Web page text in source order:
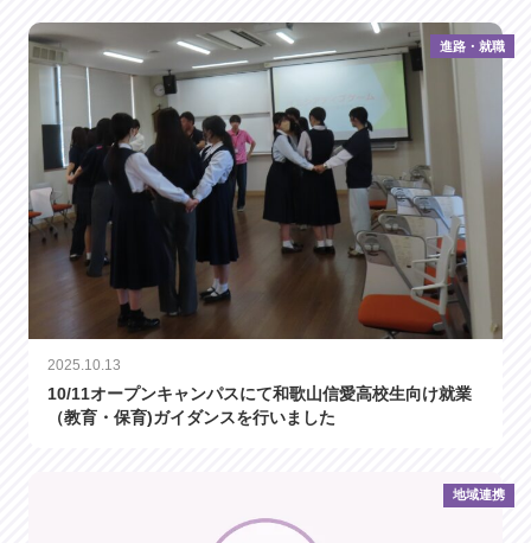
進路・就職
2025.10.13
10/11オープンキャンパスにて和歌山信愛高校生向け就業
（教育・保育)ガイダンスを行いました
地域連携